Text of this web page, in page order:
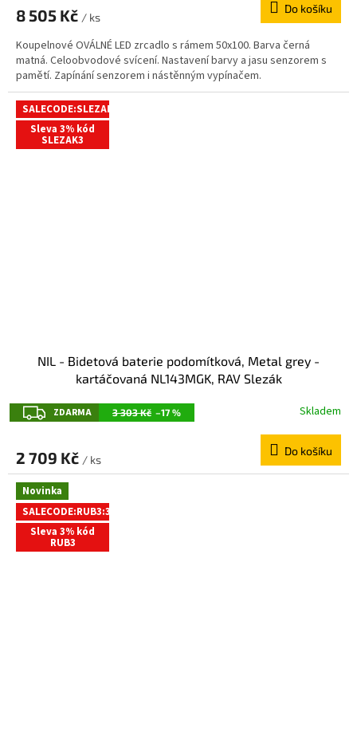
A
R
M
A
8 505 Kč / ks
Do košíku
Koupelnové OVÁLNÉ LED zrcadlo s rámem 50x100. Barva černá
matná. Celoobvodové svícení. Nastavení barvy a jasu senzorem s
pamětí. Zapínání senzorem i nástěnným vypínačem.
SALECODE:SLEZAK3:3:%
Sleva 3% kód
SLEZAK3
Z
A
R
M
A
ZDARMA 3 303 Kč –17 %
NIL - Bidetová baterie podomítková, Metal grey -
kartáčovaná NL143MGK, RAV Slezák
Skladem
2 709 Kč / ks
Do košíku
Novinka
SALECODE:RUB3:3:%
Sleva 3% kód
RUB3